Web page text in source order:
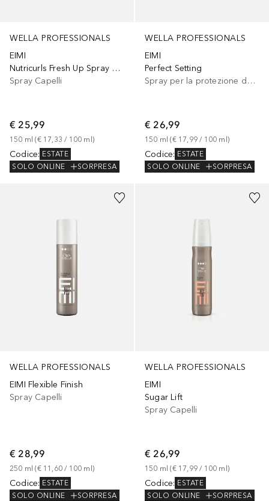
WELLA PROFESSIONALS
EIMI
Nutricurls Fresh Up Spray Anticrespo
Spray Capelli
€ 25,99
150 ml (€ 17,33 / 100 ml )
Codice: ESTATE
SOLO ONLINE
SORPRESA
WELLA PROFESSIONALS
EIMI
Perfect Setting
Spray per la protezione del calore
€ 26,99
150 ml (€ 17,99 / 100 ml )
Codice: ESTATE
SOLO ONLINE
SORPRESA
WELLA PROFESSIONALS
EIMI Flexible Finish
Spray Capelli
€ 28,99
250 ml (€ 11,60 / 100 ml )
Codice: ESTATE
SOLO ONLINE
SORPRESA
WELLA PROFESSIONALS
EIMI
Sugar Lift
Spray Capelli
€ 26,99
150 ml (€ 17,99 / 100 ml )
Codice: ESTATE
SOLO ONLINE
SORPRESA